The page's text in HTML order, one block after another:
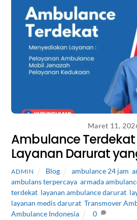
Maret 11,
Ambulance
Layanan Darurat
ADMIN Blog ambulance 24 jam
ambulans terpercaya ,armada
terdekat layanan ambulance darurat
layanan medis darurat ,Transmover
Ambulance Indonesia
0